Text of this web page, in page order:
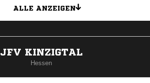
ALLE ANZEIGEN
JFV KINZIGTAL
Hessen